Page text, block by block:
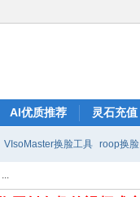
AI优质推荐 灵石充值
VIsoMaster换脸工具 roop换脸